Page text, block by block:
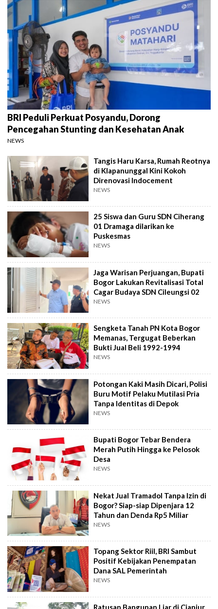
BRI Peduli Perkuat Posyandu, Dorong
Pencegahan Stunting dan Kesehatan Anak
NEWS
Tangis Haru Karsa, Rumah Reotnya
di Klapanunggal Kini Kokoh
Direnovasi Indocement
NEWS
25 Siswa dan Guru SDN Ciherang
01 Dramaga dilarikan ke
Puskesmas
NEWS
Jaga Warisan Perjuangan, Bupati
Bogor Lakukan Revitalisasi Total
Cagar Budaya SDN Cileungsi 02
NEWS
Sengketa Tanah PN Kota Bogor
Memanas, Tergugat Beberkan
Bukti Jual Beli 1992-1994
NEWS
Potongan Kaki Masih Dicari, Polisi
Buru Motif Pelaku Mutilasi Pria
Tanpa Identitas di Depok
NEWS
Bupati Bogor Tebar Bendera
Merah Putih Hingga ke Pelosok
Desa
NEWS
Nekat Jual Tramadol Tanpa Izin di
Bogor? Siap-siap Dipenjara 12
Tahun dan Denda Rp5 Miliar
NEWS
Topang Sektor Riil, BRI Sambut
Positif Kebijakan Penempatan
Dana SAL Pemerintah
NEWS
Ratusan Bangunan Liar di Cianjur